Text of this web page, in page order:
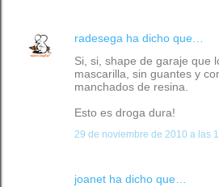
radesega ha dicho que…
Si, si, shape de garaje que
mascarilla, sin guantes y
manchados de resina.
Esto es droga dura!
29 de noviembre de 2010 a las
joanet ha dicho que…